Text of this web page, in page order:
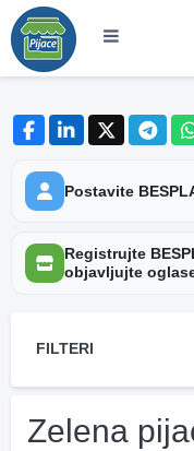
Postavite
Registrujte
objavljujte
FILTERI
Zelena